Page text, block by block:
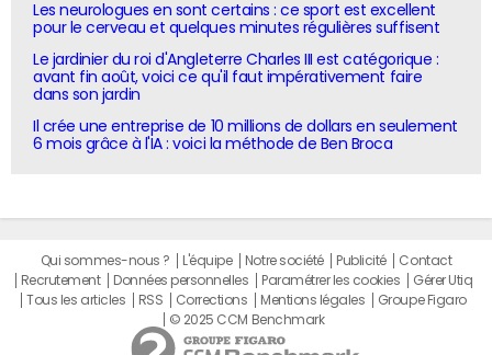
Les neurologues en sont certains : ce sport est excellent
pour le cerveau et quelques minutes régulières suffisent
Le jardinier du roi d'Angleterre Charles III est catégorique :
avant fin août, voici ce qu'il faut impérativement faire
dans son jardin
Il crée une entreprise de 10 millions de dollars en seulement
6 mois grâce à l'IA : voici la méthode de Ben Broca
Qui sommes-nous ? L'équipe Notre société Publicité
Contact
Recrutement
Données personnelles Paramétrer les cookies
Gérer Utiq
Tous les articles
RSS Corrections Mentions légales
Groupe Figaro
© 2025 CCM Benchmark